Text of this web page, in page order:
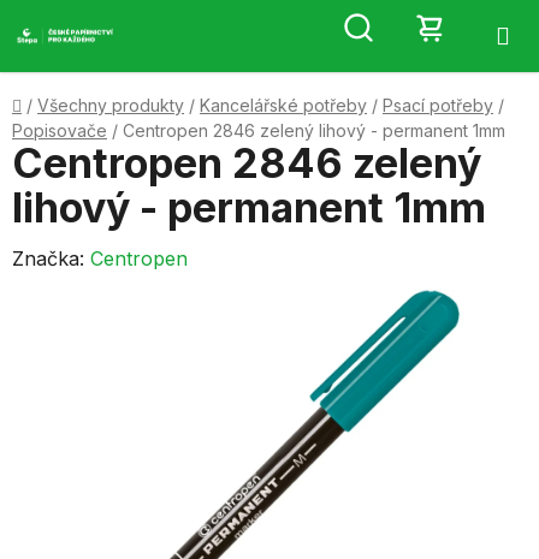
na
Hledat
KOŠÍK
Domů
/ Všechny produkty / Kancelářské potřeby / Psací potřeby /
Popisovače / Centropen 2846 zelený lihový - permanent 1mm
Centropen 2846 zelený
lihový - permanent 1mm
Značka: Centropen